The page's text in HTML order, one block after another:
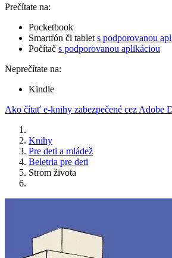
Prečítate na:
Pocketbook
Smartfón či tablet s podporovanou
Počítač s podporovanou aplikáciou
Neprečítate na:
Kindle
Ako čítať e-knihy zabezpečené cez Adobe
Knihy
Pre deti a mládež
Beletria pre deti
Strom života